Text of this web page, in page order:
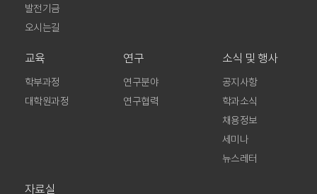
발전기금
오시는길
교육
학부과정
대학원과정
연구
연구분야
연구협력
소식 및 행사
공지사항
학과소식
채용정보
세미나
뉴스레터
자료실